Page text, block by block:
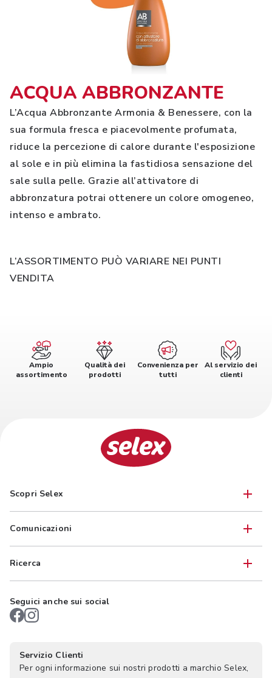
ACQUA ABBRONZANTE
L’Acqua Abbronzante Armonia & Benessere, con la
sua formula fresca e piacevolmente profumata,
riduce la percezione di calore durante l'esposizione
al sole e in più elimina la fastidiosa sensazione del
sale sulla pelle. Grazie all’attivatore di
abbronzatura potrai ottenere un colore omogeneo,
intenso e ambrato.
L’ASSORTIMENTO PUÒ VARIARE NEI PUNTI
VENDITA
Ampio
assortimento
Qualità dei
prodotti
Convenienza per
tutti
Al servizio dei
clienti
Scopri Selex
Comunicazioni
Ricerca
Seguici anche sui social
Servizio Clienti
Per ogni informazione sui nostri prodotti a marchio Selex,